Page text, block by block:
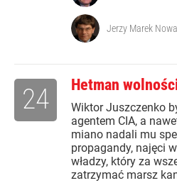
Jerzy Marek
Hetman
Wiktor Juszczenko
agentem CIA, a
miano nadali mu
propagandy, najęci
władzy, który za
zatrzymać marsz
24